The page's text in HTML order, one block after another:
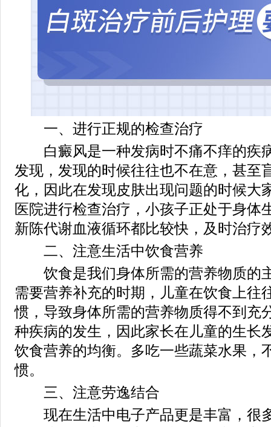
一、进行正规的检查治疗
白癜风是一种发病时不痛不痒的疾
发现，发现的时候往往也不在意，甚至
化，因此在发现皮肤出现问题的时候大
医院进行检查治疗，小孩子正处于身体
新陈代谢血液循环都比较快，及时治疗
二、注意生活中饮食营养
饮食是我们身体所需的营养物质的
需要营养补充的时期，儿童在饮食上往
惯，导致身体所需的营养物质得不到充
种疾病的发生，因此家长在儿童的生长
饮食营养的均衡。多吃一些蔬菜水果，
惯。
三、注意劳逸结合
现在生活中电子产品更是丰富，很